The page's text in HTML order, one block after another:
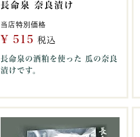
長命泉 奈良漬け
当店特別価格
¥ 515 税込
長命泉の酒粕を使った 瓜の奈良
漬けです。